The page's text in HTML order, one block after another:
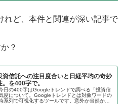
れど、本件と関連が深い記事で
？
資信託への注目度合いと日経平均の奇妙
を400字で。
日の400字はGoogleトレンドで調べる「投資信
度について。Googleトレンドとは対象ワードの
系列で可視化するツールです。意外か当然か、